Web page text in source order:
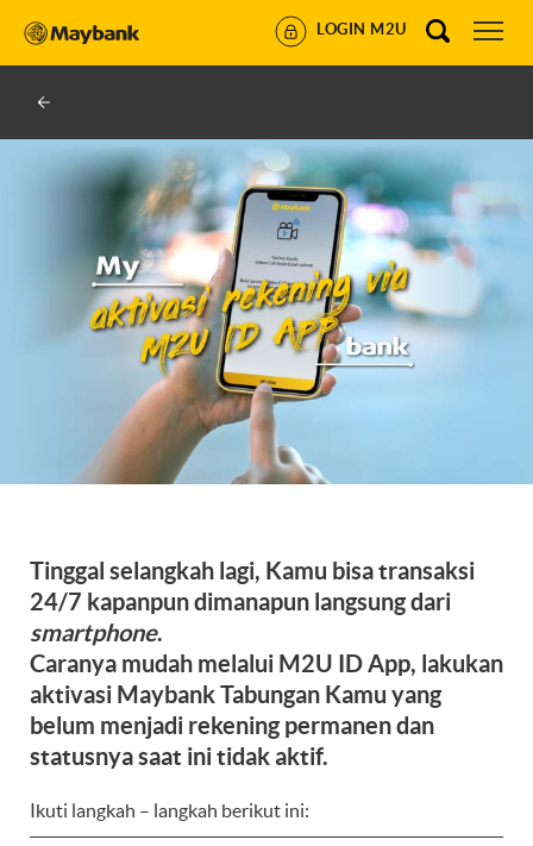
LOGIN M2U
Tinggal selangkah lagi, Kamu bisa transaksi
24/7 kapanpun dimanapun langsung dari
smartphone.
Caranya mudah melalui M2U ID App, lakukan
aktivasi Maybank Tabungan Kamu yang
belum menjadi rekening permanen dan
statusnya saat ini tidak aktif.
Ikuti langkah – langkah berikut ini: